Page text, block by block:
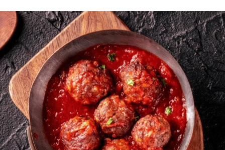
Zone de livraison